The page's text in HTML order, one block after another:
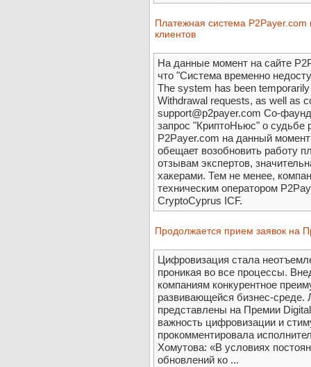
Платежная система P2Payer.com
клиентов
На данные момент на сайте
что "Система временно
The system has been
Withdrawal requests, as well as
support@p2payer.com Со-
запрос "КриптоНьюс" о судьбе
P2Payer.com на данный
обещает возобновить работу
отзывам экспертов,
хакерами. Тем не менее,
техническим оператором
CryptoCyprus ICF.
Продолжается прием заявок на
Цифровизация стала
проникая во все процессы.
компаниям конкурентное
развивающейся бизнес-среде.
представлены на Премии
важность цифровизации и
прокомментировала
Хомутова: «В условиях
обновлений ко ...